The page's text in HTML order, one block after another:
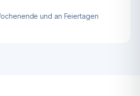
und an Feiertagen